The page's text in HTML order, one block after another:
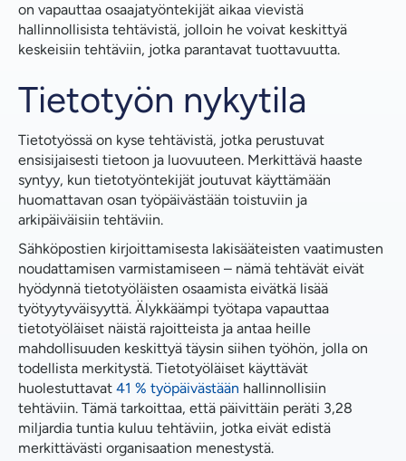
on vapauttaa osaajatyöntekijät aikaa vievistä
hallinnollisista tehtävistä, jolloin he voivat keskittyä
keskeisiin tehtäviin, jotka parantavat tuottavuutta.
Tietotyön nykytila
Tietotyössä on kyse tehtävistä, jotka perustuvat
ensisijaisesti tietoon ja luovuuteen. Merkittävä haaste
syntyy, kun tietotyöntekijät joutuvat käyttämään
huomattavan osan työpäivästään toistuviin ja
arkipäiväisiin tehtäviin.
Sähköpostien kirjoittamisesta lakisääteisten vaatimusten
noudattamisen varmistamiseen – nämä tehtävät eivät
hyödynnä tietotyöläisten osaamista eivätkä lisää
työtyytyväisyyttä. Älykkäämpi työtapa vapauttaa
tietotyöläiset näistä rajoitteista ja antaa heille
mahdollisuuden keskittyä täysin siihen työhön, jolla on
todellista merkitystä. Tietotyöläiset käyttävät
huolestuttavat 41 % työpäivästään hallinnollisiin
tehtäviin. Tämä tarkoittaa, että päivittäin peräti 3,28
miljardia tuntia kuluu tehtäviin, jotka eivät edistä
merkittävästi organisaation menestystä.